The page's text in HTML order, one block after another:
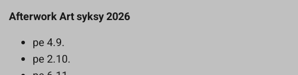
Afterwork Art syksy 2026
pe 4.9.
pe 2.10.